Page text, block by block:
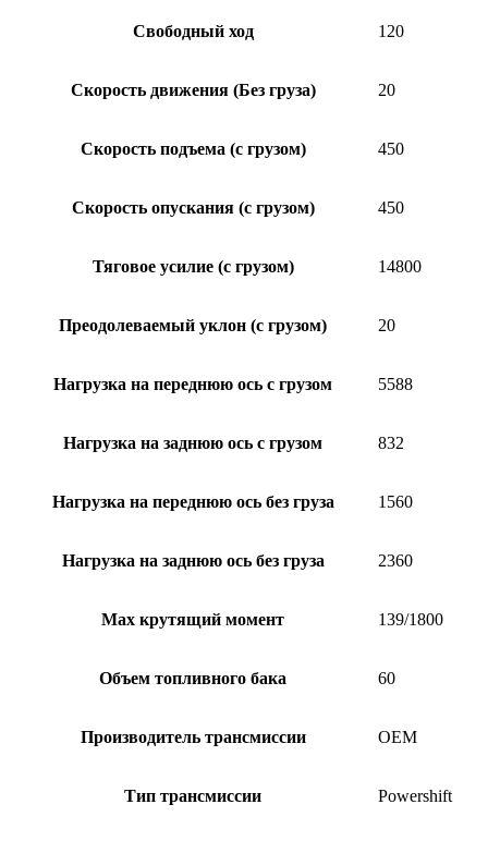
Свободный ход 120
Скорость движения (Без груза) 20
Скорость подъема (с грузом) 450
Скорость опускания (с грузом) 450
Тяговое усилие (с грузом) 14800
Преодолеваемый уклон (с грузом) 20
Нагрузка на переднюю ось с грузом 5588
Нагрузка на заднюю ось с грузом 832
Нагрузка на переднюю ось без груза 1560
Нагрузка на заднюю ось без груза 2360
Max крутящий момент 139/1800
Объем топливного бака 60
Производитель трансмиссии OEM
Тип трансмиссии Powershift